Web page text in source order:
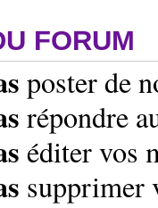
FORUM
poster de
répondre
éditer vos
supprimer